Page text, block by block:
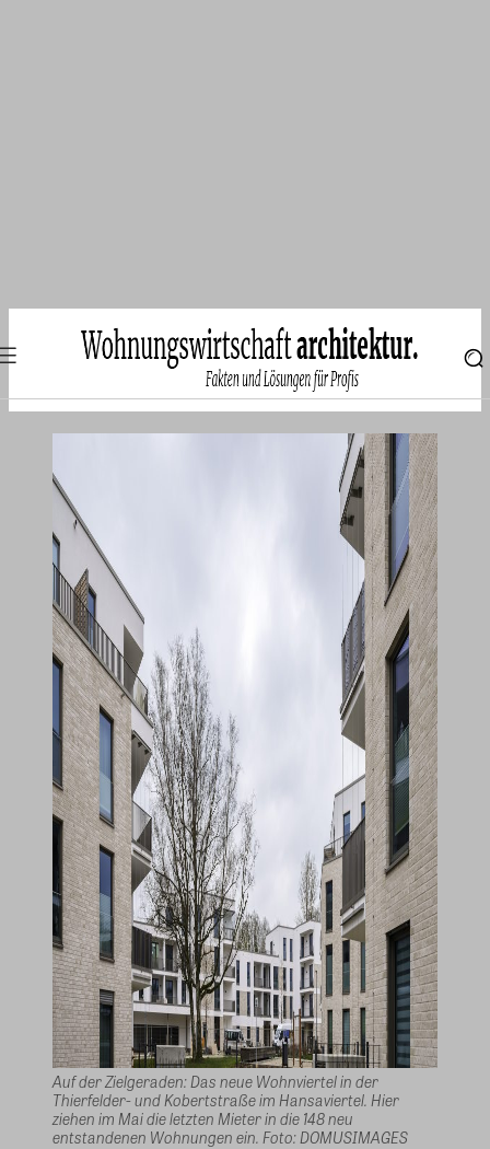
Auf der Zielgeraden: Das neue Wohnviertel in der
Thierfelder- und Kobertstraße im Hansaviertel. Hier
ziehen im Mai die letzten Mieter in die 148 neu
entstandenen Wohnungen ein. Foto: DOMUSIMAGES